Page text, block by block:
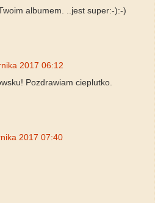
albumem. ..jest super:-):-)
2017 06:12
Pozdrawiam cieplutko.
2017 07:40